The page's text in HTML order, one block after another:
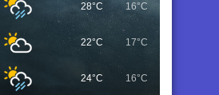
28°C 16°C
22°C 17°C
24°C 16°C